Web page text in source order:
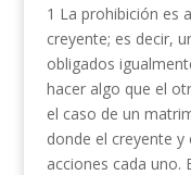
1 La prohibición es
creyente; es decir,
obligados
hacer algo que el
el caso de un
donde el creyente y
acciones cada uno.